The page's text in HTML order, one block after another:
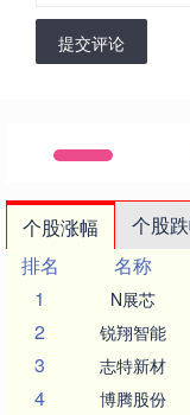
提交评论
个股涨幅 个股
排名
名称
1
N展芯
2 锐翔智能
3 志特新材
4 博腾股份